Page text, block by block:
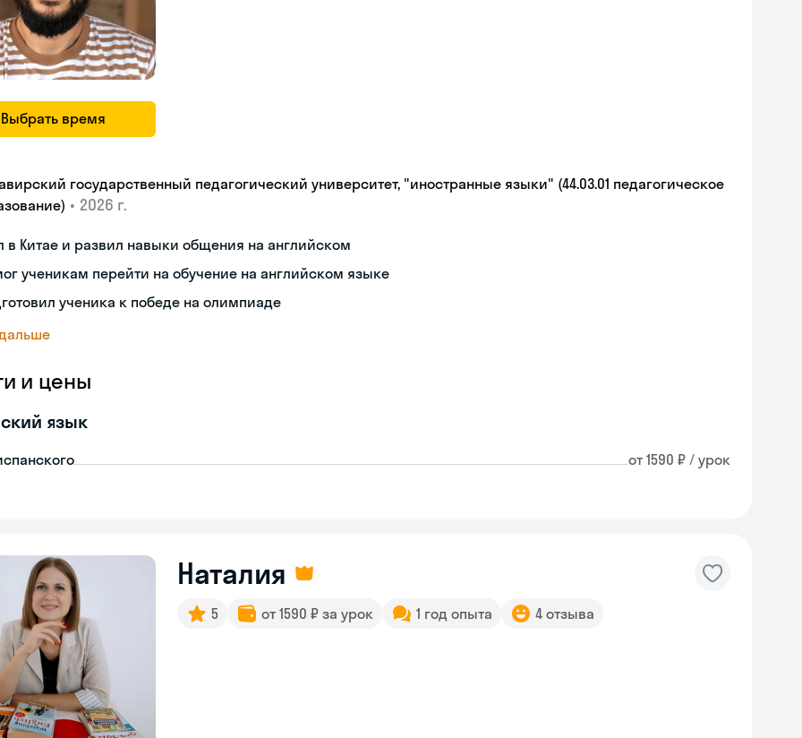
Выбрать время
государственный педагогический университет, "иностранные языки" (44.03.01 педагогическое
• 2026 г.
в Китае и развил навыки общения на английском
ученикам перейти на обучение на английском языке
ученика к победе на олимпиаде
и цены
язык
от 1590 ₽ / урок
Наталия
5 от 1590 ₽ за урок 1 год опыта 4 отзыва